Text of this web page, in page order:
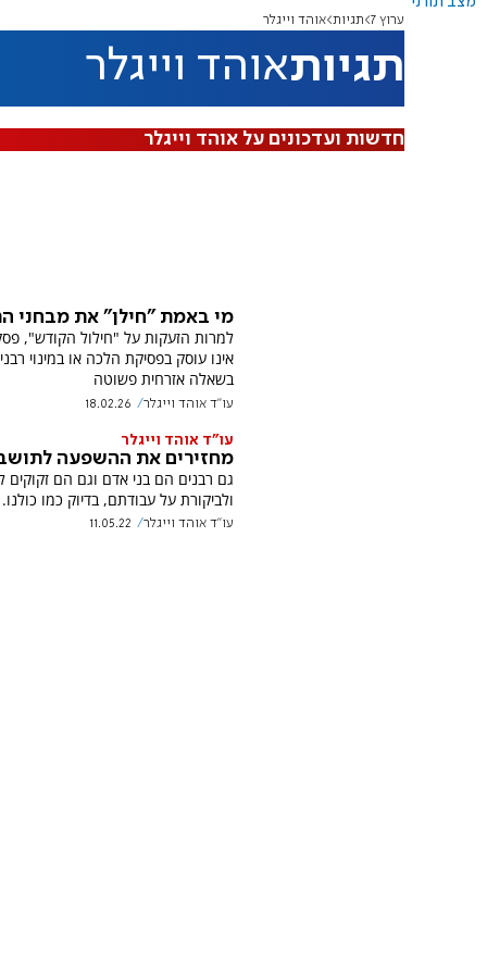
ערוץ 7 תגיות אוהד וייגלר
תגיותאוהד וייגלר
חדשות ועדכונים על אוהד וייגלר
מי באמת "חילן" את מבחני
למרות הזעקות על "חילול הקודש",
אינו עוסק בפסיקת הלכה או במינוי
בשאלה אזרחית פשוטה
עו"ד אוהד וייגלר 18.02.26
עו"ד אוהד וייגלר
מחזירים את ההשפעה
גם רבנים הם בני אדם וגם הם זקוקים
ולביקורת על עבודתם, בדיוק כמו כולנו.
עו"ד אוהד וייגלר 11.05.22